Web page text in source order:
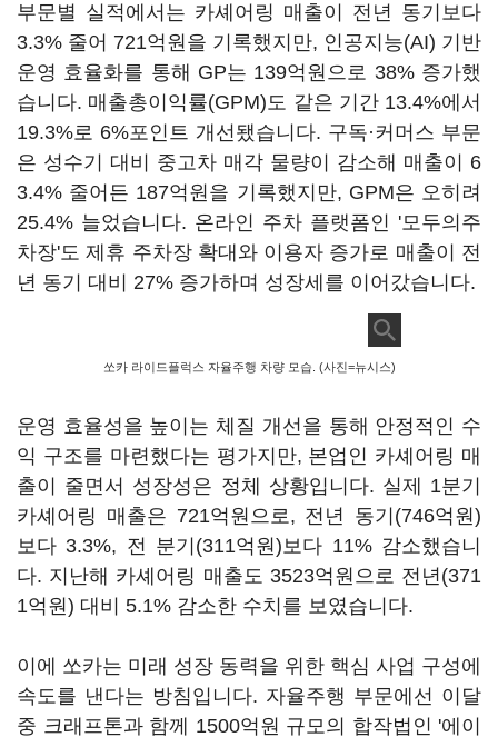
부문별 실적에서는 카셰어링 매출이 전년 동기보다
3.3% 줄어 721억원을 기록했지만, 인공지능(AI) 기반
운영 효율화를 통해 GP는 139억원으로 38% 증가했
습니다. 매출총이익률(GPM)도 같은 기간 13.4%에서
19.3%로 6%포인트 개선됐습니다. 구독·커머스 부문
은 성수기 대비 중고차 매각 물량이 감소해 매출이 6
3.4% 줄어든 187억원을 기록했지만, GPM은 오히려
25.4% 늘었습니다. 온라인 주차 플랫폼인 '모두의주
차장'도 제휴 주차장 확대와 이용자 증가로 매출이 전
년 동기 대비 27% 증가하며 성장세를 이어갔습니다.
쏘카 라이드플럭스 자율주행 차량 모습. (사진=뉴시스)
운영 효율성을 높이는 체질 개선을 통해 안정적인 수
익 구조를 마련했다는 평가지만, 본업인 카셰어링 매
출이 줄면서 성장성은 정체 상황입니다. 실제 1분기
카셰어링 매출은 721억원으로, 전년 동기(746억원)
보다 3.3%, 전 분기(311억원)보다 11% 감소했습니
다. 지난해 카셰어링 매출도 3523억원으로 전년(371
1억원) 대비 5.1% 감소한 수치를 보였습니다.
이에 쏘카는 미래 성장 동력을 위한 핵심 사업 구성에
속도를 낸다는 방침입니다. 자율주행 부문에선 이달
중 크래프톤과 함께 1500억원 규모의 합작법인 '에이